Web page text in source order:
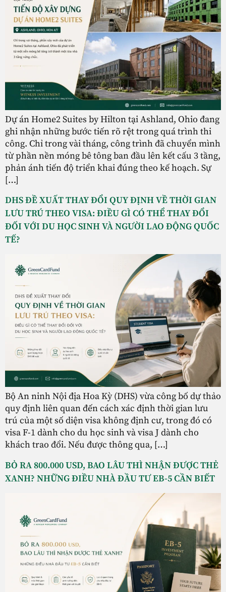
Dự án Home2 Suites by Hilton tại Ashland, Ohio đang
ghi nhận những bước tiến rõ rệt trong quá trình thi
công. Chỉ trong vài tháng, công trình đã chuyển mình
từ phần nền móng bê tông ban đầu lên kết cấu 3 tầng,
phản ánh tiến độ triển khai đúng theo kế hoạch. Sự
[…]
DHS ĐỀ XUẤT THAY ĐỔI QUY ĐỊNH VỀ THỜI GIAN
LƯU TRÚ THEO VISA: ĐIỀU GÌ CÓ THỂ THAY ĐỔI
ĐỐI VỚI DU HỌC SINH VÀ NGƯỜI LAO ĐỘNG QUỐC
TẾ?
Bộ An ninh Nội địa Hoa Kỳ (DHS) vừa công bố dự thảo
quy định liên quan đến cách xác định thời gian lưu
trú của một số diện visa không định cư, trong đó có
visa F-1 dành cho du học sinh và visa J dành cho
khách trao đổi. Nếu được thông qua, […]
BỎ RA 800.000 USD, BAO LÂU THÌ NHẬN ĐƯỢC THẺ
XANH? NHỮNG ĐIỀU NHÀ ĐẦU TƯ EB-5 CẦN BIẾT